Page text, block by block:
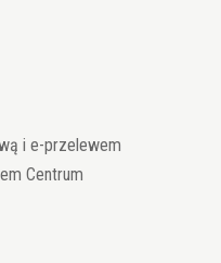
i e-przelewem
Centrum